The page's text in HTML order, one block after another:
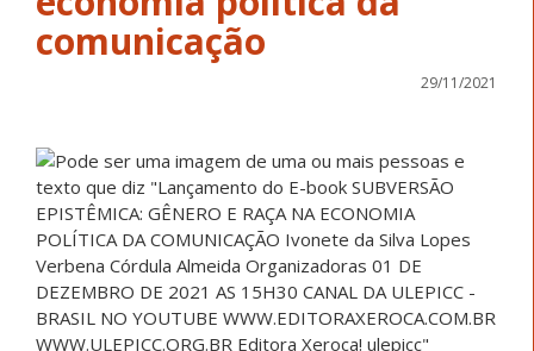
comunicação
29/11/2021